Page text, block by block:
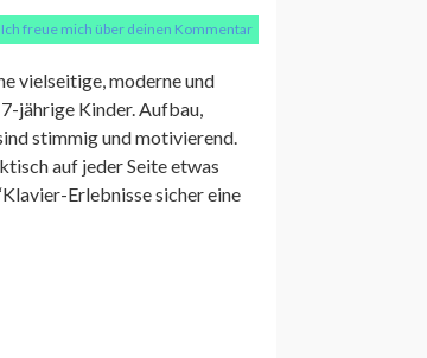
Ich freue mich über deinen Kommentar
vielseitige, moderne und
jährige Kinder. Aufbau,
stimmig und motivierend.
auf jeder Seite etwas
Erlebnisse sicher eine